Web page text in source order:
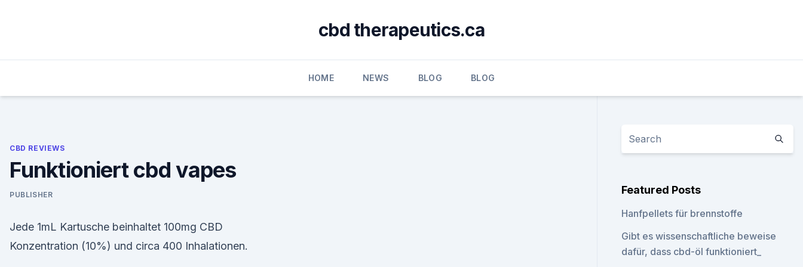
cbd therapeutics.ca
HOME NEWS BLOG BLOG
CBD REVIEWS
Funktioniert cbd vapes
PUBLISHER
Jede 1mL Kartusche beinhaltet 100mg CBD
Konzentration (10%) und circa 400 Inhalationen.
Featured Posts
Hanfpellets für brennstoffe
Gibt es wissenschaftliche beweise
dafür, dass cbd-öl funktioniert_